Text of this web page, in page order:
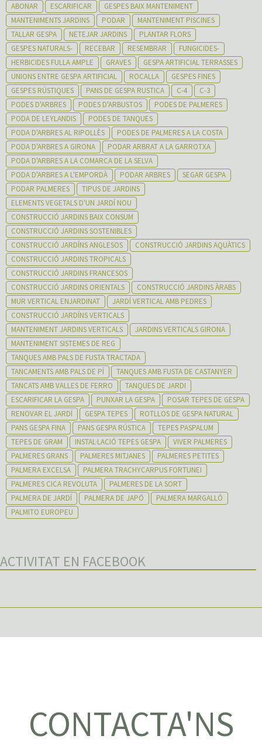
ABONAR
ESCARIFICAR
GESPES BAIX MANTENIMENT
MANTENIMENTS JARDINS
PODAR
MANTENIMENT PISCINES
TALLAR GESPA
NETEJAR JARDINS
PLANTAR FLORS
GESPES NATURALS-
RECEBAR RESEMBRAR
FUNGICIDES-
HERBICIDES FULLA AMPLE
GRAVES
GESPA ARTIFICIAL TERRASSES
UNIONS ENTRE GESPA ARTIFICIAL
ROCALLA
GESPES FINES
GESPES RÚSTIQUES
PANS DE GESPA RUSTICA C-4
C-3
PODES D'ARBRES
PODES D'ARBUSTOS
PODES DE PALMERES
PODA DE LEYLANDIS
PODES DE TANQUES
PODA D'ARBRES AL RIPOLLÈS
PODES DE PALMERES A LA COSTA
PODA D'ARBRES A GIRONA
PODAR ARBRAT A LA GARROTXA
PODA D'ARBRES A LA COMARCA DE LA SELVA
PODA D'ARBRES A L'EMPORDÀ
PODAR ARBRES
SEGAR GESPA
PODAR PALMERES
TIPUS DE JARDINS
ELEMENTS VEGETALS D'UN JARDÍ NOU
CONSTRUCCIÓ JARDINS BAIX CONSUM
CONSTRUCCIÓ JARDINS SOSTENIBLES
CONSTRUCCIÓ JARDÍNS ANGLESOS
CONSTRUCCIÓ JARDINS AQUÀTICS
CONSTRUCCIÓ JARDINS TROPICALS
CONSTRUCCIÓ JARDINS FRANCESOS
CONSTRUCCIÓ JARDINS ORIENTALS
CONSTRUCCIÓ JARDINS ÀRABS
MUR VERTICAL ENJARDINAT
JARDÍ VERTICAL AMB PEDRES
CONSTRUCCIÓ JARDÍNS VERTICALS
MANTENIMENT JARDINS VERTICALS
JARDINS VERTICALS GIRONA
MANTENIMENT SISTEMES DE REG
TANQUES AMB PALS DE FUSTA TRACTADA
TANCAMENTS AMB PALS DE PÍ
TANQUES AMB FUSTA DE CASTANYER
TANCATS AMB VALLES DE FERRO
TANQUES DE JARDI
ESCARIFICAR LA GESPA
PUNXAR LA GESPA
POSAR TEPES DE GESPA
RENOVAR EL JARDÍ
GESPA TEPES
ROTLLOS DE GESPA NATURAL
PANS GESPA FINA
PANS GESPA RÚSTICA
TEPES PASPALUM
TEPES DE GRAM
INSTAL·LACIÓ TEPES GESPA
VIVER PALMERES
PALMERES GRANS
PALMERES MITJANES
PALMERES PETITES
PALMERA EXCELSA
PALMERA TRACHYCARPUS FORTUNEI
PALMERES CICA REVOLUTA
PALMERES DE LA SORT
PALMERA DE JARDÍ
PALMERA DE JAPÓ
PALMERA MARGALLÓ
PALMITO EUROPEU
ACTIVITAT EN FACEBOOK
CONTACTA'NS